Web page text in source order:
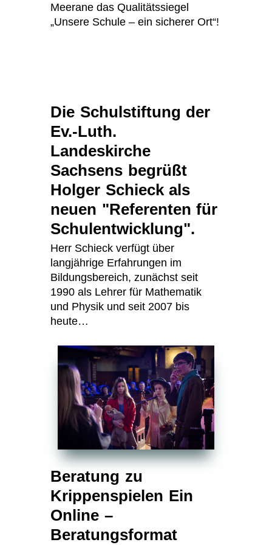
Meerane das Qualitätssiegel
„Unsere Schule – ein sicherer Ort“!
Die Schulstiftung der
Ev.-Luth.
Landeskirche
Sachsens begrüßt
Holger Schieck als
neuen "Referenten für
Schulentwicklung".
Herr Schieck verfügt über
langjährige Erfahrungen im
Bildungsbereich, zunächst seit
1990 als Lehrer für Mathematik
und Physik und seit 2007 bis
heute…
Beratung zu
Krippenspielen Ein
Online –
Beratungsformat